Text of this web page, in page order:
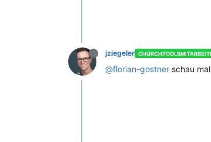
jziegeler
@florian-gostner schau mal